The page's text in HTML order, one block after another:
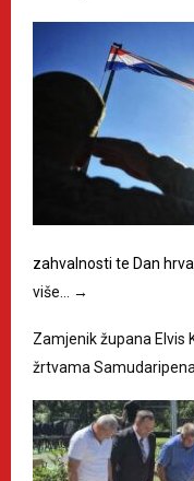
zahvalnosti te Dan
više…
→
Zamjenik župana Elvis
žrtvama Samudaripena